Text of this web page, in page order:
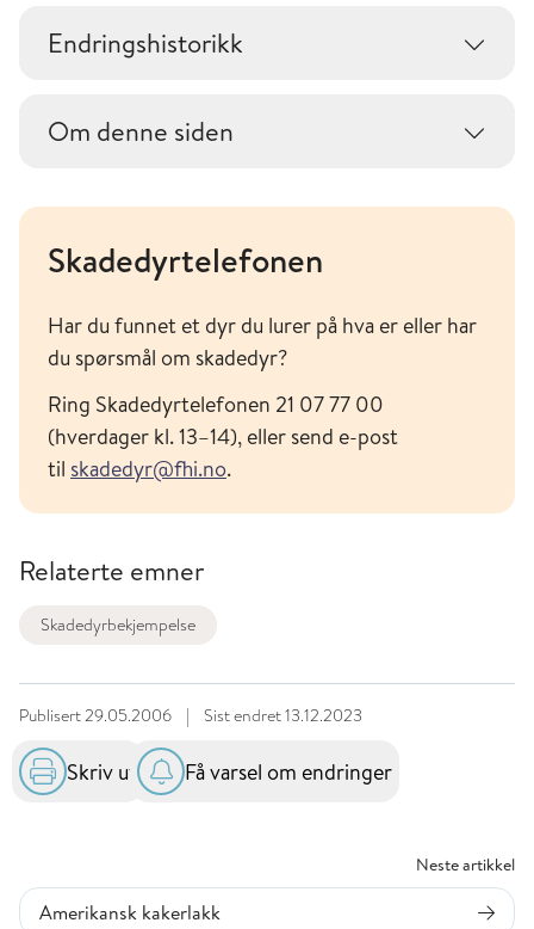
Endringshistorikk
Om denne siden
Skadedyrtelefonen
Har du funnet et dyr du lurer på hva er eller har
du spørsmål om skadedyr?
Ring Skadedyrtelefonen 21 07 77 00
(hverdager kl. 13–14), eller send e-post
til skadedyr@fhi.no.
Relaterte emner
Skadedyrbekjempelse
Publisert29.05.2006 | Sist endret13.12.2023
Skriv ut Få varsel om endringer
Neste artikkel
Amerikansk kakerlakk